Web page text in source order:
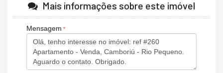
Mais informações sobre este imóvel
Mensagem